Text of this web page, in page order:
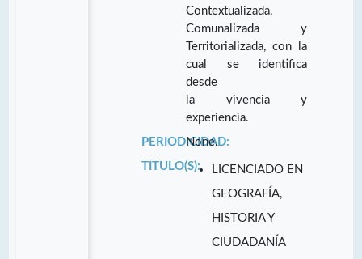
Contextualizada,
Comunalizada y
Territorializada, con la
cual se identifica
desde
la vivencia y
experiencia.
PERIODICIDAD:
None.
TITULO(S):
LICENCIADO EN
GEOGRAFÍA,
HISTORIA Y
CIUDADANÍA